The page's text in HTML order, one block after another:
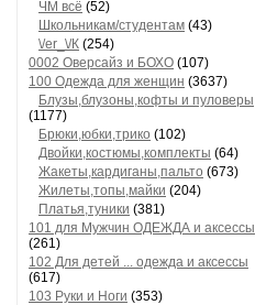
ЧМ всё (52)
Школьникам/студентам (43)
\/еr_\/К (254)
0002 Оверсайз и БОХО (107)
100 Одежда для женщин (3637)
Блузы,блузоны,кофты и пуловеры
(1177)
Брюки,юбки,трико (102)
Двойки,костюмы,комплекты (64)
Жакеты,кардиганы,пальто (673)
Жилеты,топы,майки (204)
Платья,туники (381)
101 для Мужчин ОДЕЖДА и аксессы
(261)
102 Для детей ... одежда и аксессы
(617)
103 Руки и Ноги (353)